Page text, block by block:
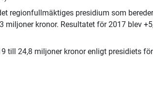
regionfullmäktiges presidium som bereder
miljoner kronor. Resultatet för 2017 blev
till 24,8 miljoner kronor enligt presidiets